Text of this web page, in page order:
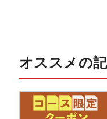
オススメの